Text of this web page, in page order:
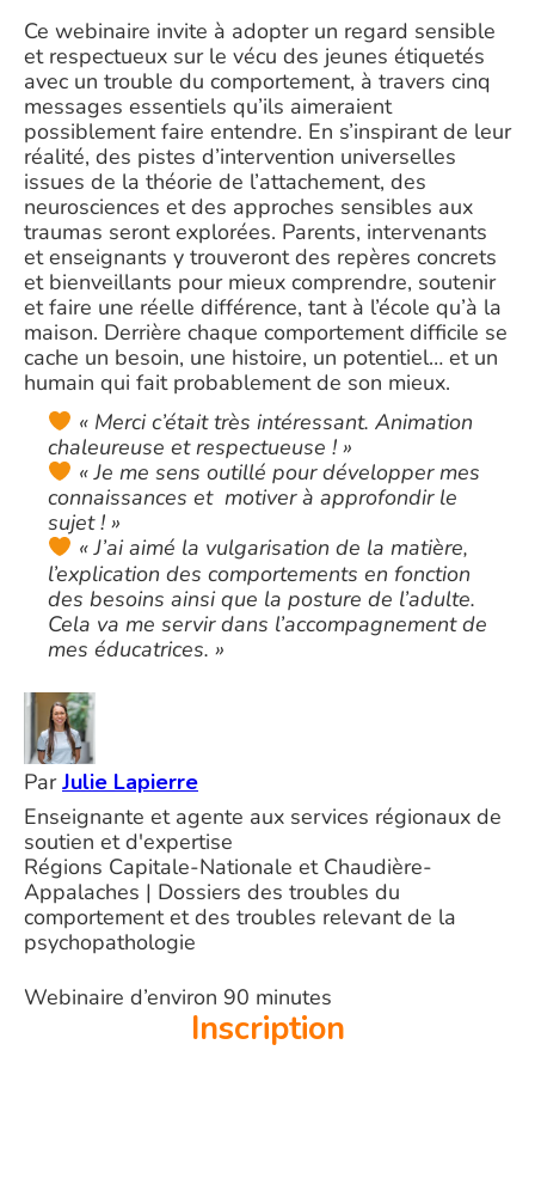
Ce webinaire invite à adopter un regard sensible
et respectueux sur le vécu des jeunes étiquetés
avec un trouble du comportement, à travers cinq
messages essentiels qu’ils aimeraient
possiblement faire entendre. En s’inspirant de leur
réalité, des pistes d’intervention universelles
issues de la théorie de l’attachement, des
neurosciences et des approches sensibles aux
traumas seront explorées. Parents, intervenants
et enseignants y trouveront des repères concrets
et bienveillants pour mieux comprendre, soutenir
et faire une réelle différence, tant à l’école qu’à la
maison. Derrière chaque comportement difficile se
cache un besoin, une histoire, un potentiel… et un
humain qui fait probablement de son mieux.
« Merci c’était très intéressant. Animation
chaleureuse et respectueuse ! »
« Je me sens outillé pour développer mes
connaissances et motiver à approfondir le
sujet ! »
« J’ai aimé la vulgarisation de la matière,
l’explication des comportements en fonction
des besoins ainsi que la posture de l’adulte.
Cela va me servir dans l’accompagnement de
mes éducatrices. »
ParJulie Lapierre
Enseignante et agente aux services régionaux de
soutien et d'expertise
Régions Capitale-Nationale et Chaudière-
Appalaches | Dossiers des troubles du
comportement et des troubles relevant de la
psychopathologie
Webinaire d’environ 90 minutes
Inscription